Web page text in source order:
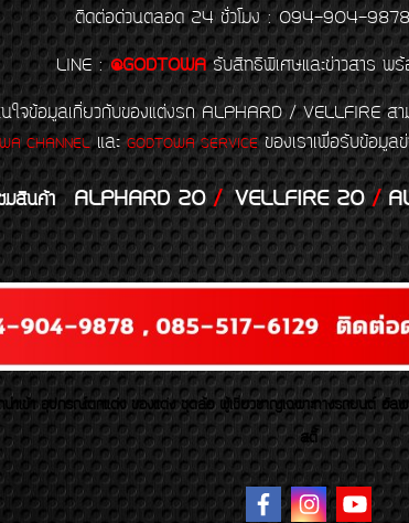
ติดต่อด่วนตลอด 24 ชั่วโมง : 094-904-
LINE : @GODTOWA รับสิทธิพิเศษและข่าวสาร พ
ใจข้อมูลเกี่ยวกับของแต่งรถ ALPHARD / VELLFIRE สา
CHANNELและ GODTOWA SERVICEของเราเพื่อรับข้อมูล
มสินค้า ALPHARD 20/VELLFIRE 20/
ำเข้า อุปกรณ์ตกแต่ง ของแต่ง ชุดล้อ ผู้เชี่ยวชาญเฉพาะทางรถยนต์ อัลพ
สตี้